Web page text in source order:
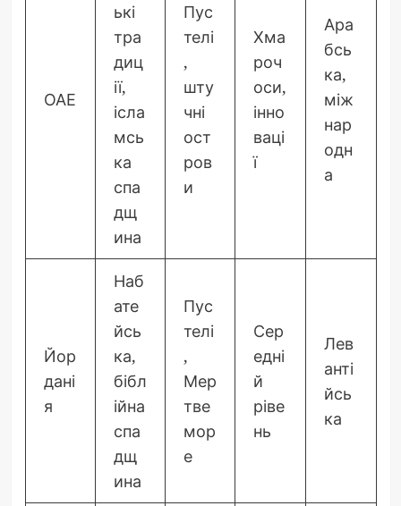
ОАЕ
ькі
тра
диц
ії,
ісла
мсь
ка
спа
дщ
ина
Пус
телі
,
шту
чні
ост
ров
и
Хма
роч
оси,
інно
ваці
ї
Ара
бсь
ка,
між
нар
одн
а
Йор
дані
я
Наб
ате
йсь
ка,
бібл
ійна
спа
дщ
ина
Пус
телі
,
Мер
тве
мор
е
Сер
едні
й
ріве
нь
Лев
анті
йсь
ка